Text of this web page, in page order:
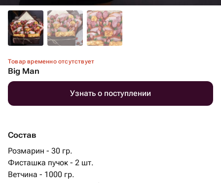
Товар временно отсутствует
Big Man
Узнать о поступлении
Состав
Розмарин - 30 гр.
Фисташка пучок - 2 шт.
Ветчина - 1000 гр.